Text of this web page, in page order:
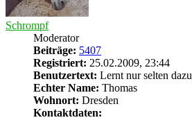
Schrompf
Moderator
Beiträge: 5407
Registriert: 25.02.2009, 23:44
Benutzertext: Lernt nur selten dazu
Echter Name: Thomas
Wohnort: Dresden
Kontaktdaten: